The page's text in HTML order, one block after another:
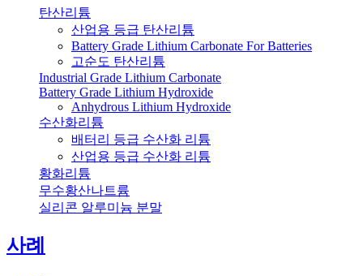
탄산리튬
산업용 등급 탄산리튬
Battery Grade Lithium Carbonate For Batteries
고순도 탄산리튬
Industrial Grade Lithium Carbonate
Battery Grade Lithium Hydroxide
Anhydrous Lithium Hydroxide
수산화리튬
배터리 등급 수산화 리튬
산업용 등급 수산화 리튬
황화리튬
무수황산나트륨
실리콘 알루미늄 분말
사례